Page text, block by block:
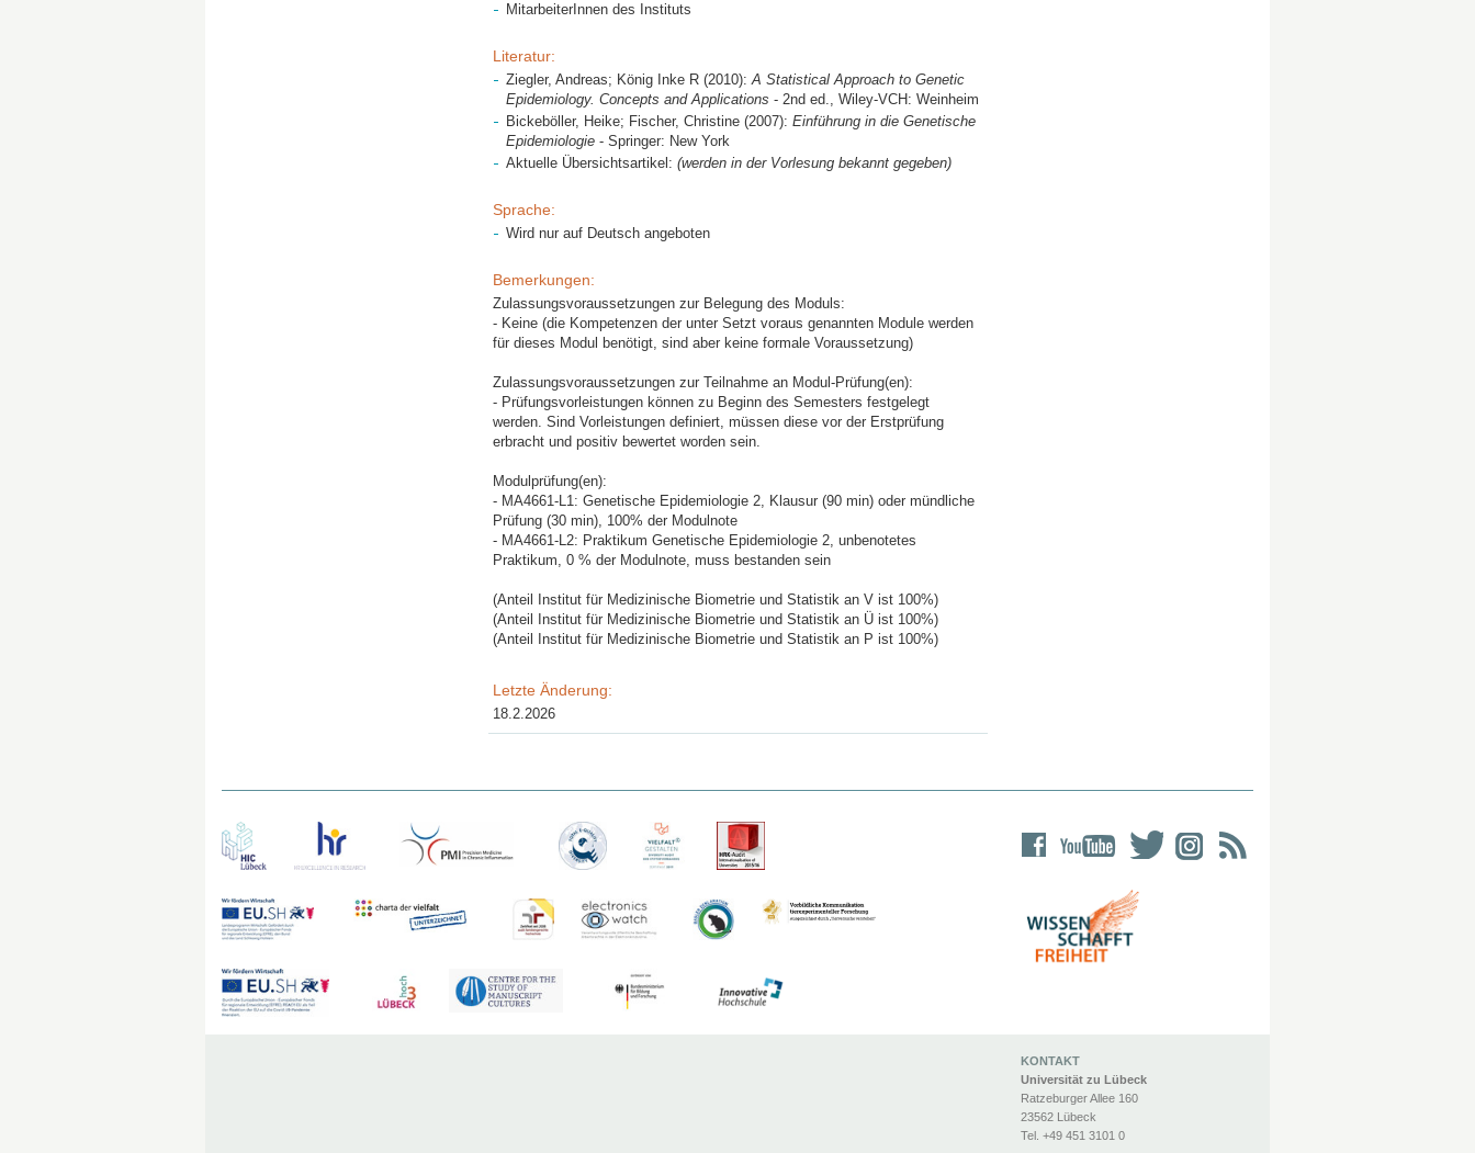
MitarbeiterInnen des Instituts
Literatur:
Ziegler, Andreas; König Inke R (2010):A Statistical Approach to Genetic
Epidemiology. Concepts and Applications - 2nd ed., Wiley-VCH: Weinheim
Bickeböller, Heike; Fischer, Christine (2007): Einführung in die Genetische
Epidemiologie- Springer: New York
Aktuelle Übersichtsartikel: (werden in der Vorlesung bekannt gegeben)
Sprache:
Wird nur auf Deutsch angeboten
Bemerkungen:
Zulassungsvoraussetzungen zur Belegung des Moduls:
- Keine (die Kompetenzen der unter Setzt voraus genannten Module werden
für dieses Modul benötigt, sind aber keine formale Voraussetzung)
Zulassungsvoraussetzungen zur Teilnahme an Modul-Prüfung(en):
- Prüfungsvorleistungen können zu Beginn des Semesters festgelegt
werden. Sind Vorleistungen definiert, müssen diese vor der Erstprüfung
erbracht und positiv bewertet worden sein.
Modulprüfung(en):
- MA4661-L1: Genetische Epidemiologie 2, Klausur (90 min) oder mündliche
Prüfung (30 min), 100% der Modulnote
- MA4661-L2: Praktikum Genetische Epidemiologie 2, unbenotetes
Praktikum, 0 % der Modulnote, muss bestanden sein
(Anteil Institut für Medizinische Biometrie und Statistik an V ist 100%)
(Anteil Institut für Medizinische Biometrie und Statistik an Ü ist 100%)
(Anteil Institut für Medizinische Biometrie und Statistik an P ist 100%)
Letzte Änderung:
18.2.2026
KONTAKT
Universität zu Lübeck
Ratzeburger Allee 160
23562 Lübeck
Tel. +49 451 3101 0